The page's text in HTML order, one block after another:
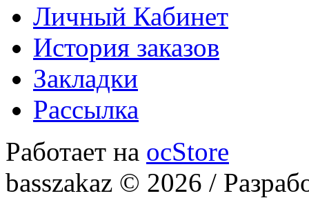
Личный Кабинет
История заказов
Закладки
Рассылка
Работает на ocStore
basszakaz © 2026 /